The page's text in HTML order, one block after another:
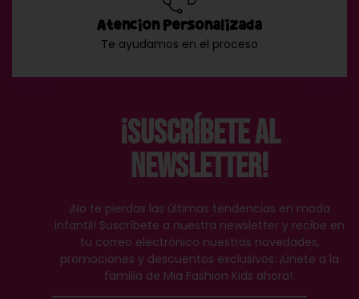
Atención Personalizada
Te ayudamos en el proceso
¡Suscríbete al
Newsletter!
¡No te pierdas las últimas tendencias en moda
infantil! Suscríbete a nuestra newsletter y recibe en
tu correo electrónico nuestras novedades,
promociones y descuentos exclusivos. ¡Únete a la
familia de Mia Fashion Kids ahora!.